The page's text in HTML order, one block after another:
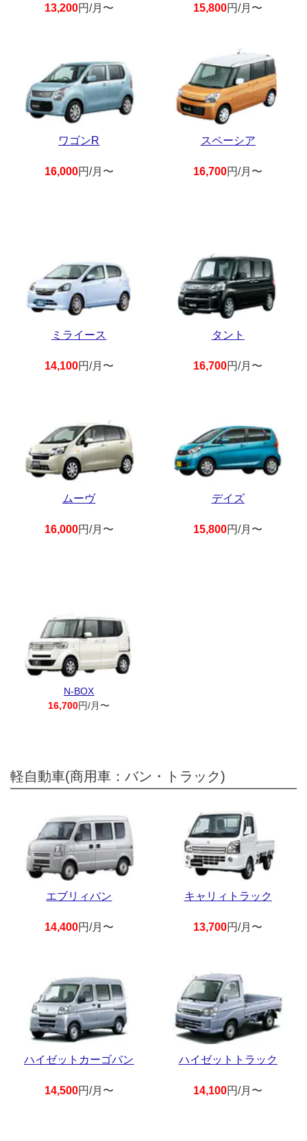
13,200円/月〜 15,800円/月〜
ワゴンR
16,000円/月〜
スペーシア
16,700円/月〜
ミライース
14,100円/月〜
タント
16,700円/月〜
ムーヴ
16,000円/月〜
デイズ
15,800円/月〜
N-BOX
16,700円/月〜
軽自動車(商用車：バン・トラック)
エブリィバン
14,400円/月〜
キャリィトラック
13,700円/月〜
ハイゼットカーゴバン
14,500円/月〜
ハイゼットトラック
14,100円/月〜